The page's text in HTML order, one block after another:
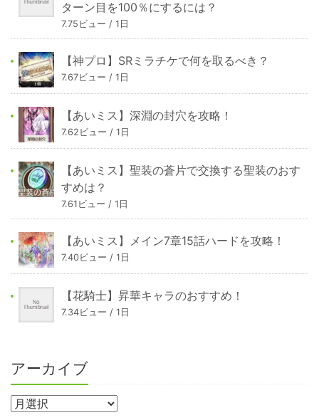
ターン目を100％にするには？
7.75ビュー / 1日
【神プロ】SRミラチケで何を取るべき？
7.67ビュー / 1日
【あいミス】深淵の封穴を攻略！
7.62ビュー / 1日
【あいミス】聖装の蒼片で交換する聖装のおす
すめは？
7.61ビュー / 1日
【あいミス】メイン7章15話ハードを攻略！
7.40ビュー / 1日
【花騎士】昇華キャラのおすすめ！
7.34ビュー / 1日
アーカイブ